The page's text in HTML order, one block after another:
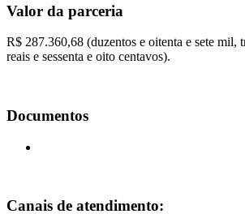
Valor da parceria
R$ 287.360,68 (duzentos e oitenta e sete mil,
reais e sessenta e oito centavos).
Documentos
Canais de atendimento: